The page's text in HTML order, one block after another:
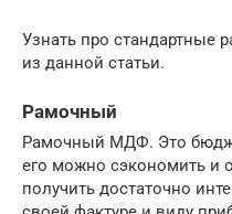
Узнать про
из данной статьи.
Рамочный
Рамочный МДФ. Это
его можно сэкономить и
получить достаточно